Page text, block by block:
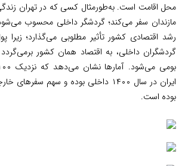
محل اقامت است. به‌طورمثال کسی که در تهران
مازندان سفر می‌کند؛ گردشگر داخلی محسوب
رشد اقتصادی کشور تأثیر مطلوبی می‌گذارد؛ زیرا
گردشگران داخلی، به اقتصاد همان کشور
بوده است.